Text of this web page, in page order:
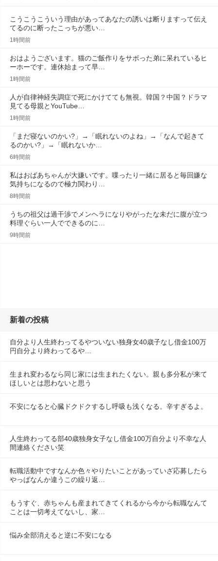
こうこうこういう理由があってあなたの誘いは断りますって伝え
てるのに断ったこっちが悪い…
1時間前
おはようございます。猫のご飯作りをサボった弟に呆れているヒ
ーホーです。連休始まって早…
1時間前
人が自律神経失調症で死にかけてても無視。韓国？中国？ドラマ
見てる母親とYouTube…
1時間前
「まだ寝ないのかい?」→「眠れないのよね」→「なんで起きて
るのかい?」→「眠れないか…
6時間前
私はおばあちゃんが大嫌いです。喋ったり一緒に居ると毎回嫌な
気持ちになるので極力関わり…
8時間前
うちの祖父は過干渉でメンヘラになりやがったな未だに腹が立つ
料理ぐらい一人でできるのに…
9時間前
新着の投稿
自分より人生終わってるやついない独身女40歳子なし借金100万
円自分より終わってるや…
生まれ変わるなら同じ家には生まれたくない。親も多分私が来て
ほしいとは思わないと思う
不安になると心臓ドクドクするし呼吸も浅くなる。辛すぎるよ。
人生終わってる部40歳独身女子なし借金100万自分より不幸な人
間連絡ください笑
転職活動中ですなんか色々やりたいことがあっていざ応募したら
やっぱなんか違うこの繰り返…
もうすぐ、赤ちゃんも産まれてきてくれるから今から転職なんて
ことは一切考えてないし、家…
悩み全部消えると逆に不安になる